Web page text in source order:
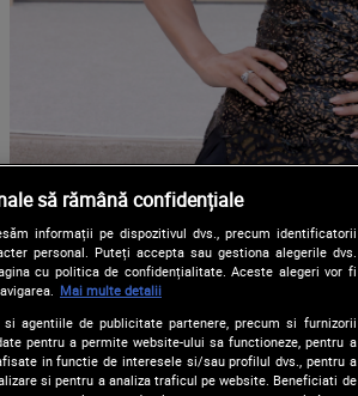
să rămână confidențiale
informații pe dispozitivul dvs., precum identificatorii
personal. Puteți accepta sau gestiona alegerile dvs.
cu politica de confidențialitate. Aceste alegeri vor fi
Mai multe detalii
agentiile de publicitate partenere, precum si furnizorii
pentru a permite website-ului sa functioneze, pentru a
in functie de interesele si/sau profilul dvs., pentru a
si pentru a analiza traficul pe website. Beneficiati de